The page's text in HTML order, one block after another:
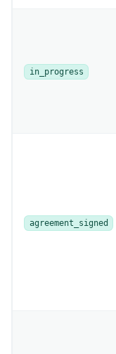
in_progress
agreement_signed